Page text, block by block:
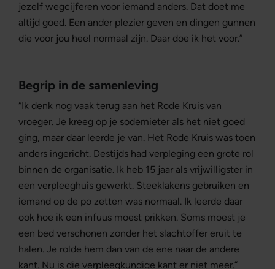
jezelf wegcijferen voor iemand anders. Dat doet me
altijd goed. Een ander plezier geven en dingen gunnen
die voor jou heel normaal zijn. Daar doe ik het voor.”
Begrip in de samenleving
“Ik denk nog vaak terug aan het Rode Kruis van
vroeger. Je kreeg op je sodemieter als het niet goed
ging, maar daar leerde je van. Het Rode Kruis was toen
anders ingericht. Destijds had verpleging een grote rol
binnen de organisatie. Ik heb 15 jaar als vrijwilligster in
een verpleeghuis gewerkt. Steeklakens gebruiken en
iemand op de po zetten was normaal. Ik leerde daar
ook hoe ik een infuus moest prikken. Soms moest je
een bed verschonen zonder het slachtoffer eruit te
halen. Je rolde hem dan van de ene naar de andere
kant. Nu is die verpleegkundige kant er niet meer.”